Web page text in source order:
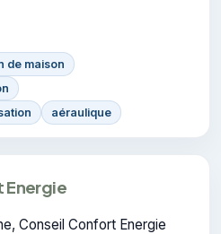
de maison
aéraulique
Energie
Conseil Confort Energie